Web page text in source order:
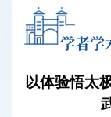
学者学
以体验悟太